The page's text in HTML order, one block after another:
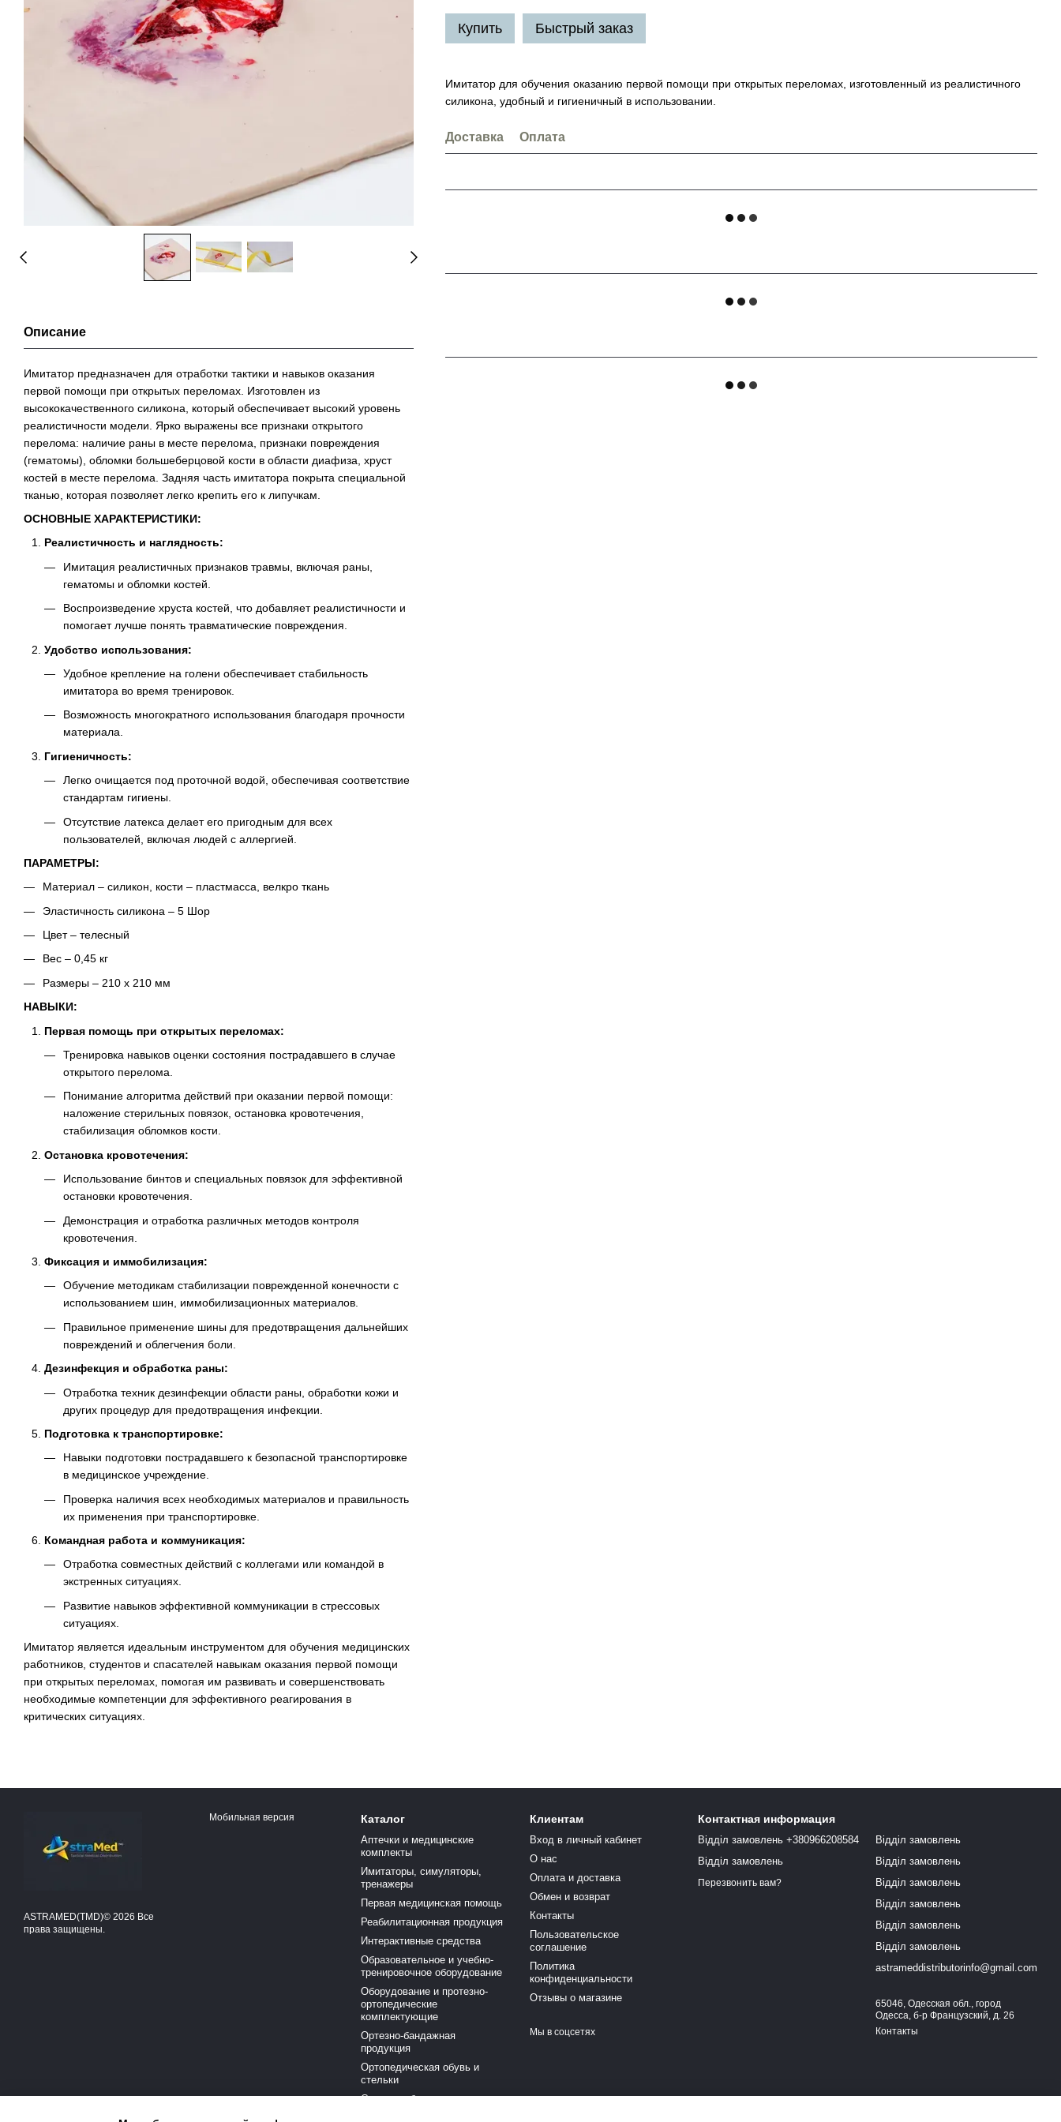
Описание
Имитатор предназначен для отработки тактики и навыков оказания
первой помощи при открытых переломах. Изготовлен из
высококачественного силикона, который обеспечивает высокий уровень
реалистичности модели. Ярко выражены все признаки открытого
перелома: наличие раны в месте перелома, признаки повреждения
(гематомы), обломки большеберцовой кости в области диафиза, хруст
костей в месте перелома. Задняя часть имитатора покрыта специальной
тканью, которая позволяет легко крепить его к липучкам.
ОСНОВНЫЕ ХАРАКТЕРИСТИКИ:
Реалистичность и наглядность:
Имитация реалистичных признаков травмы, включая раны,
гематомы и обломки костей.
Воспроизведение хруста костей, что добавляет реалистичности и
помогает лучше понять травматические повреждения.
Удобство использования:
Удобное крепление на голени обеспечивает стабильность
имитатора во время тренировок.
Возможность многократного использования благодаря прочности
материала.
Гигиеничность:
Легко очищается под проточной водой, обеспечивая соответствие
стандартам гигиены.
Отсутствие латекса делает его пригодным для всех
пользователей, включая людей с аллергией.
ПАРАМЕТРЫ:
Материал – силикон, кости – пластмасса, велкро ткань
Эластичность силикона – 5 Шор
Цвет – телесный
Вес – 0,45 кг
Размеры – 210 х 210 мм
НАВЫКИ:
Первая помощь при открытых переломах:
Тренировка навыков оценки состояния пострадавшего в случае
открытого перелома.
Понимание алгоритма действий при оказании первой помощи:
наложение стерильных повязок, остановка кровотечения,
стабилизация обломков кости.
Остановка кровотечения:
Использование бинтов и специальных повязок для эффективной
остановки кровотечения.
Демонстрация и отработка различных методов контроля
кровотечения.
Фиксация и иммобилизация:
Обучение методикам стабилизации поврежденной конечности с
использованием шин, иммобилизационных материалов.
Правильное применение шины для предотвращения дальнейших
повреждений и облегчения боли.
Дезинфекция и обработка раны:
Отработка техник дезинфекции области раны, обработки кожи и
других процедур для предотвращения инфекции.
Подготовка к транспортировке:
Навыки подготовки пострадавшего к безопасной транспортировке
в медицинское учреждение.
Проверка наличия всех необходимых материалов и правильность
их применения при транспортировке.
Командная работа и коммуникация:
Отработка совместных действий с коллегами или командой в
экстренных ситуациях.
Развитие навыков эффективной коммуникации в стрессовых
ситуациях.
Имитатор является идеальным инструментом для обучения медицинских
работников, студентов и спасателей навыкам оказания первой помощи
при открытых переломах, помогая им развивать и совершенствовать
необходимые компетенции для эффективного реагирования в
критических ситуациях.
Купить Быстрый заказ
Имитатор для обучения оказанию первой помощи при открытых переломах, изготовленный из реалистичного
силикона, удобный и гигиеничный в использовании.
Доставка Оплата
ASTRAMED(TMD)© 2026 Все
права защищены.
Мобильная версия Каталог
Аптечки и медицинские
комплекты
Имитаторы, симуляторы,
тренажеры
Первая медицинская помощь
Реабилитационная продукция
Интерактивные средства
Образовательное и учебно-
тренировочное оборудование
Оборудование и протезно-
ортопедические
комплектующие
Ортезно-бандажная
продукция
Ортопедическая обувь и
стельки
Средства безопасности и
Клиентам
Вход в личный кабинет
О нас
Оплата и доставка
Обмен и возврат
Контакты
Пользовательское
соглашение
Политика
конфиденциальности
Отзывы о магазине
Мы в соцсетях
Контактная информация
Відділ замовлень +380966208584
Відділ замовлень
Перезвонить вам?
Відділ замовлень
Відділ замовлень
Відділ замовлень
Відділ замовлень
Відділ замовлень
Відділ замовлень
astrameddistributorinfo@gmail.com
65046, Одесская обл., город
Одесса, б-р Французский, д. 26
Контакты